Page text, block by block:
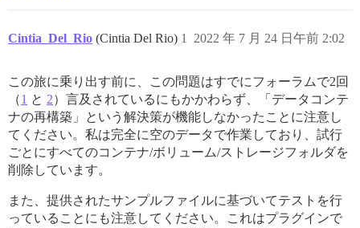
Cintia_Del_Rio (Cintia Del Rio) 2022 年 7 月 24 日午前 2:02
1
この旅に乗り出す前に、この問題はすでにフォーラムで2回
（1 と 2）言及されているにもかかわらず、「データコンテ
ナの再構築」という解決策が機能しなかったことに注意し
てください。私は完全に空のデータで作業しており、試行
ごとにすべてのコンテナ/ボリューム/ストレージフォルダを
削除しています。
また、提供されたサンプルファイルに基づいてテストを行
っていることにも注意してください。これはプラグインで